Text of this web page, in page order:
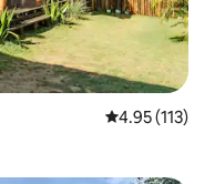
Calificación
4.95 (113)